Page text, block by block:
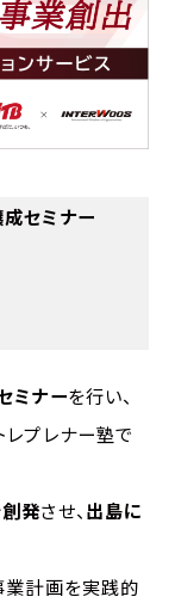
セミナー
ミナーを行い、
レプレナー塾で
発させ、 出島に
業計画を実践的